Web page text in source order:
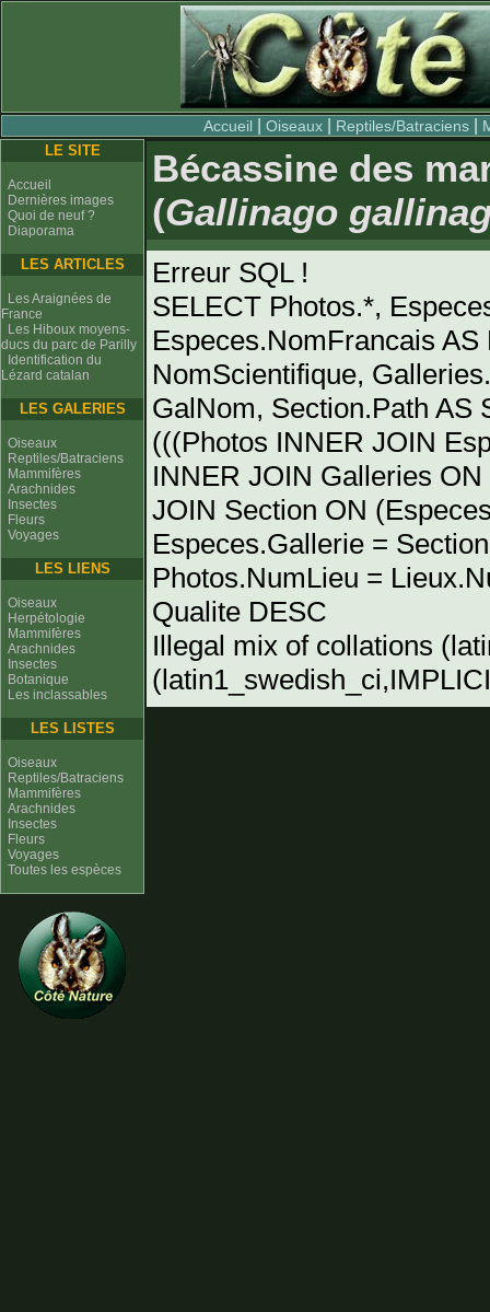
Accueil |Oiseaux Reptiles/Batraciens
LE SITE
Accueil
Dernières images
Quoi de neuf ?
Diaporama
LES ARTICLES
Les Araignées de
France
Les Hiboux moyens-
ducs du parc de Parilly
Identification du
Lézard catalan
LES GALERIES
Oiseaux
Reptiles/Batraciens
Mammifères
Arachnides
Insectes
Fleurs
Voyages
LES LIENS
Oiseaux
Herpétologie
Mammifères
Arachnides
Insectes
Botanique
Les inclassables
LES LISTES
Oiseaux
Reptiles/Batraciens
Mammifères
Arachnides
Insectes
Fleurs
Voyages
Toutes les espèces
Bécassine des
(Gallinago
Erreur SQL !
SELECT Photos.*,
Especes.NomFrancais
NomScientifique,
GalNom, Section.Path AS
(((Photos INNER JOIN
INNER JOIN Galleries
JOIN Section ON
Especes.Gallerie =
Photos.NumLieu =
Qualite DESC
Illegal mix of collations